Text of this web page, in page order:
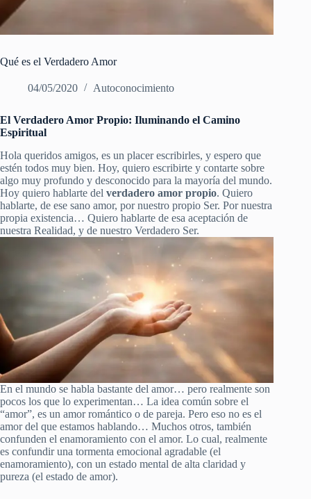
Qué es el Verdadero Amor
04/05/2020 Autoconocimiento
El Verdadero Amor Propio: Iluminando el Camino
Espiritual
Hola queridos amigos, es un placer escribirles, y espero que
estén todos muy bien. Hoy, quiero escribirte y contarte sobre
algo muy profundo y desconocido para la mayoría del mundo.
Hoy quiero hablarte del verdadero amor propio. Quiero
hablarte, de ese sano amor, por nuestro propio Ser. Por nuestra
propia existencia… Quiero hablarte de esa aceptación de
nuestra Realidad, y de nuestro Verdadero Ser.
En el mundo se habla bastante del amor… pero realmente son
pocos los que lo experimentan… La idea común sobre el
“amor”, es un amor romántico o de pareja. Pero eso no es el
amor del que estamos hablando… Muchos otros, también
confunden el enamoramiento con el amor. Lo cual, realmente
es confundir una tormenta emocional agradable (el
enamoramiento), con un estado mental de alta claridad y
pureza (el estado de amor).